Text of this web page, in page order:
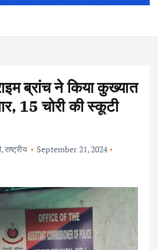
ब्रांच ने किया कुख्यात
15 चोरी की स्कूटी
,राष्ट्रीय
September 21, 2024